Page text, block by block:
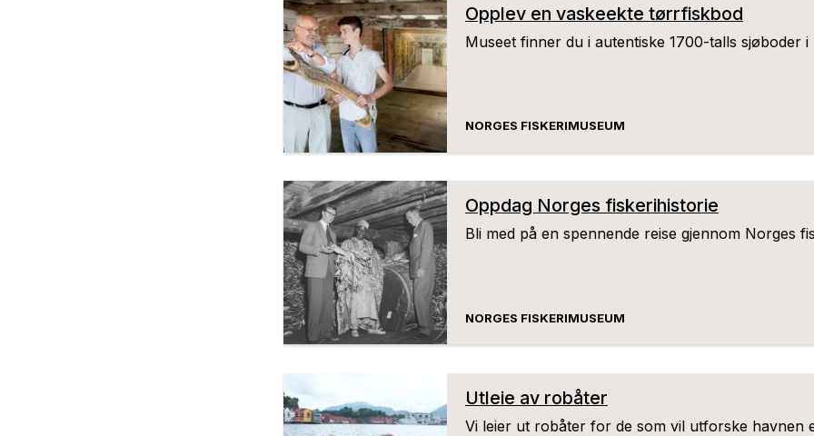
Opplev en vaskeekte tørrfiskbod
Museet finner du i autentiske 1700-talls sjøboder i
NORGES FISKERIMUSEUM
Oppdag Norges fiskerihistorie
Bli med på en spennende reise gjennom Norges
NORGES FISKERIMUSEUM
Utleie av robåter
Vi leier ut robåter for de som vil utforske havnen